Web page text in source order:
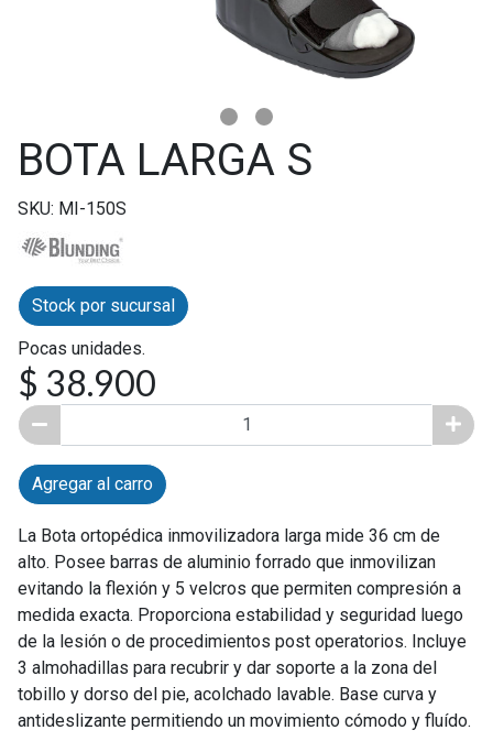
BOTA LARGA S
SKU: MI-150S
Stock por sucursal
Pocas unidades.
$ 38.900
Agregar al carro
La Bota ortopédica inmovilizadora larga mide 36 cm de
alto. Posee barras de aluminio forrado que inmovilizan
evitando la flexión y 5 velcros que permiten compresión a
medida exacta. Proporciona estabilidad y seguridad luego
de la lesión o de procedimientos post operatorios. Incluye
3 almohadillas para recubrir y dar soporte a la zona del
tobillo y dorso del pie, acolchado lavable. Base curva y
antideslizante permitiendo un movimiento cómodo y fluído.